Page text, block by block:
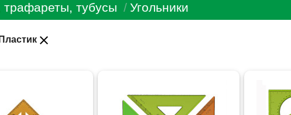
тубусы
Угольники
Пластик close